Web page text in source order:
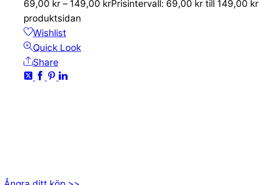
69,00 kr – 149,00 krPrisintervall: 69,00 kr till 149,00 kr
produktsidan
Wishlist
Quick Look
Share